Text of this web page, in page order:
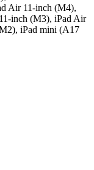
Air 11-inch (M4),
inch (M3), iPad Air
iPad mini (A17